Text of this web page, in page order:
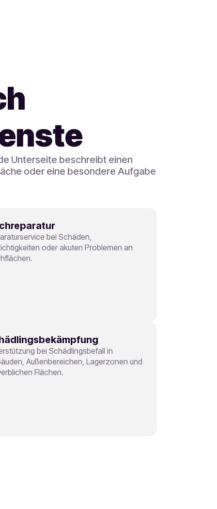
Unterseite beschreibt einen
oder eine besondere Aufgabe
bei Schäden,
oder akuten Problemen an
bei Schädlingsbefall in
Außenbereichen, Lagerzonen und
Flächen.